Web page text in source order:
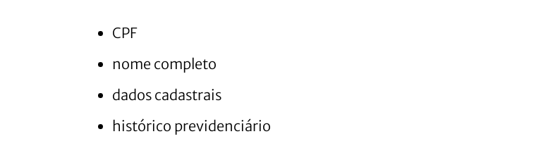
CPF
nome completo
dados cadastrais
histórico previdenciário